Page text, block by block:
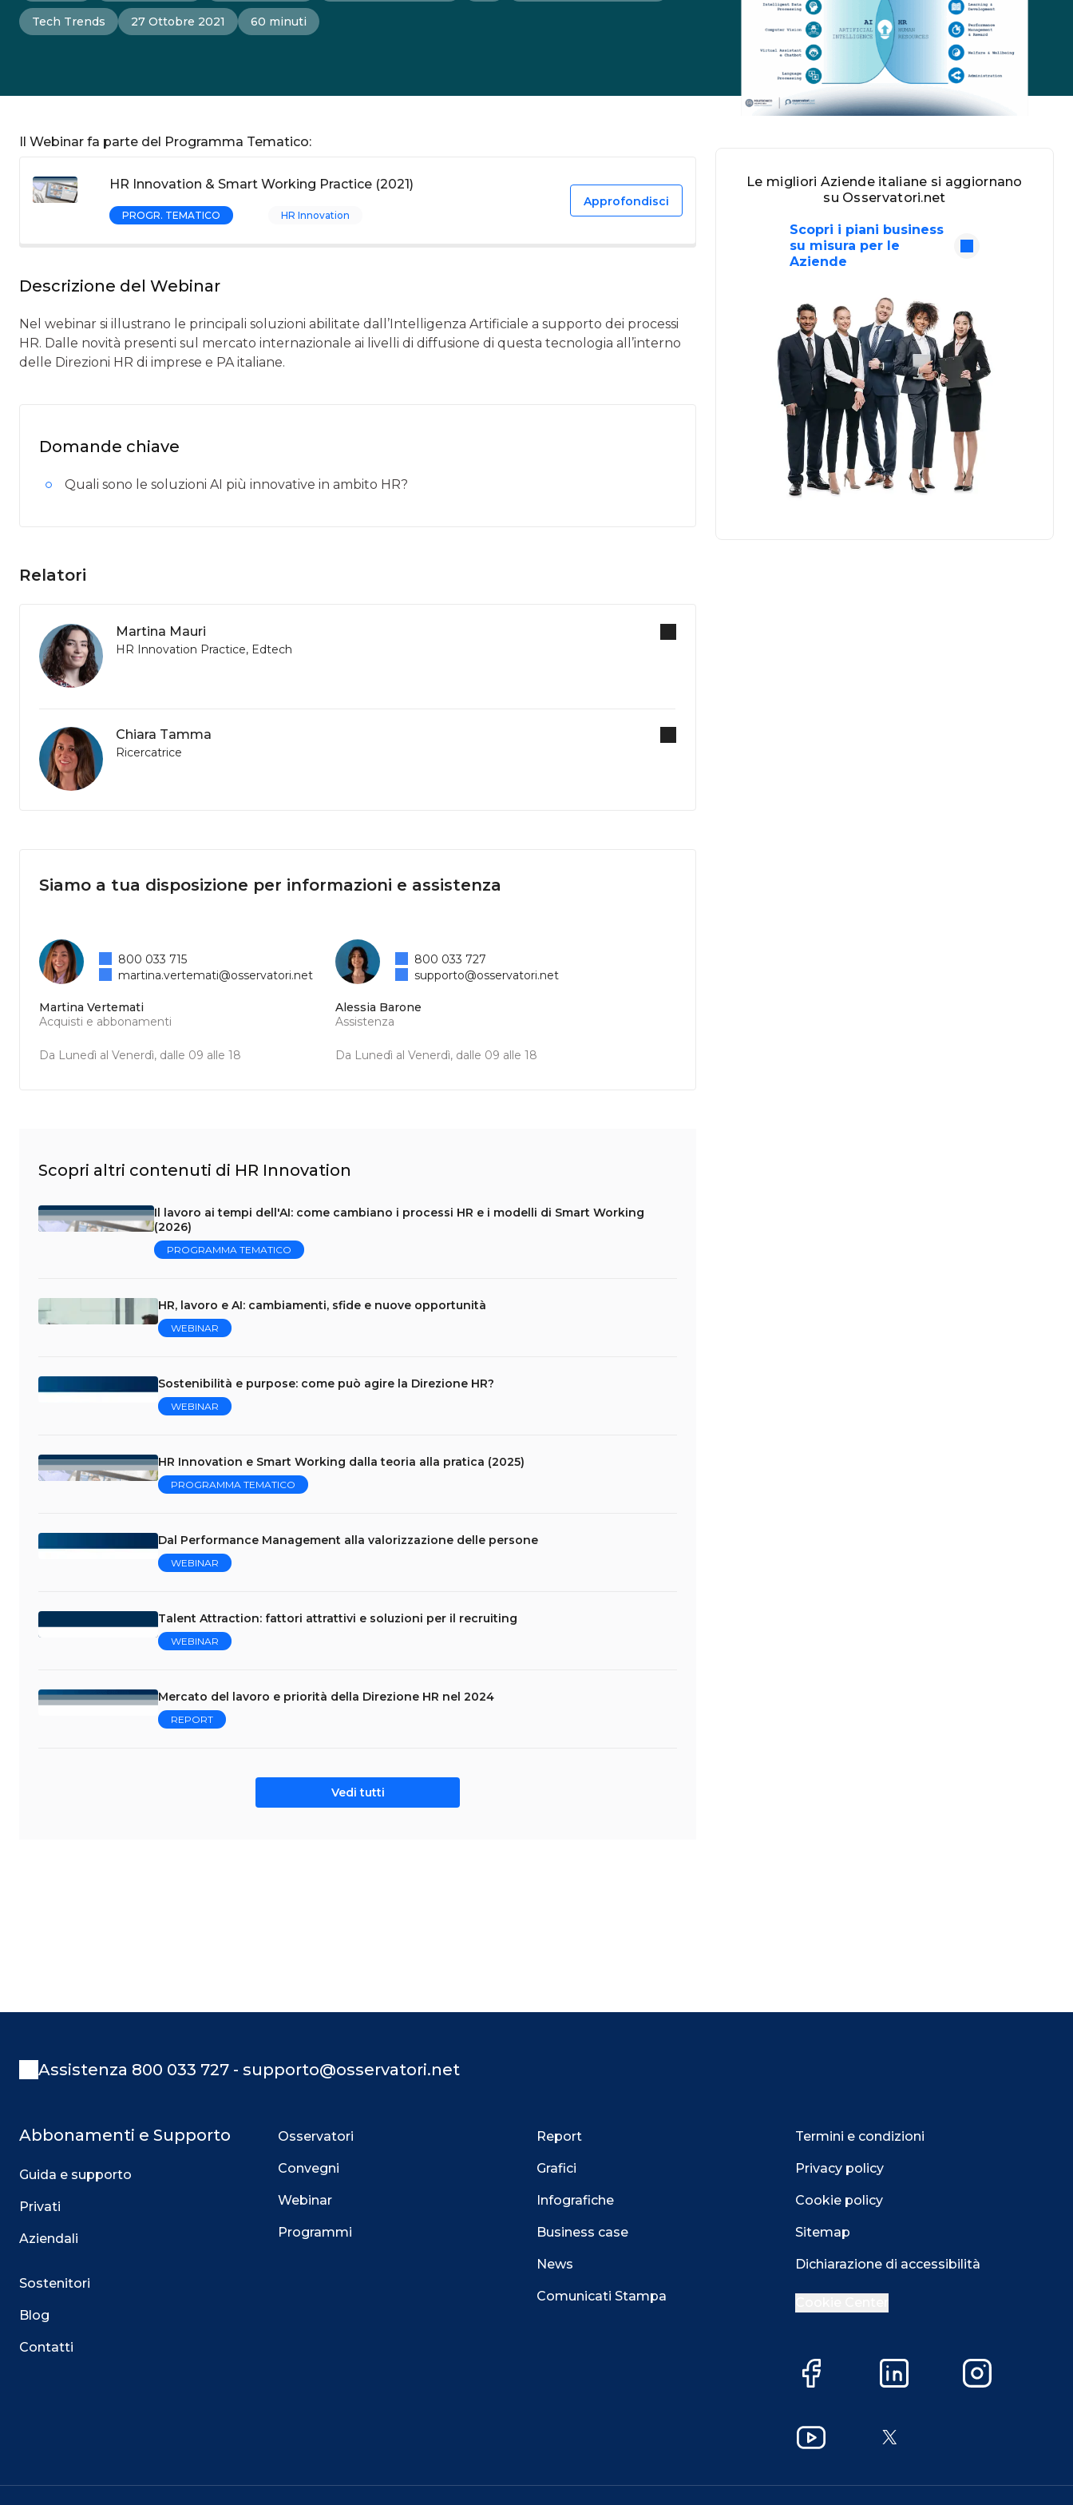
Tech Trends 27 Ottobre 2021 60 minuti
Il Webinar fa parte del Programma Tematico:
HR Innovation & Smart Working Practice (2021)
PROGR. TEMATICO HR Innovation
Approfondisci
Descrizione del Webinar
Nel webinar si illustrano le principali soluzioni abilitate dall’Intelligenza Artificiale a supporto dei processi
HR. Dalle novità presenti sul mercato internazionale ai livelli di diffusione di questa tecnologia all’interno
delle Direzioni HR di imprese e PA italiane.
Domande chiave
Quali sono le soluzioni AI più innovative in ambito HR?
Relatori
Martina Mauri
HR Innovation Practice, Edtech
Chiara Tamma
Ricercatrice
Siamo a tua disposizione per informazioni e assistenza
Martina Vertemati
Acquisti e abbonamenti
Da Lunedì al Venerdì, dalle 09 alle 18
800 033 715
martina.vertemati@osservatori.net
Alessia Barone
Assistenza
Da Lunedì al Venerdì, dalle 09 alle 18
800 033 727
supporto@osservatori.net
Scopri altri contenuti di HR Innovation
Il lavoro ai tempi dell'AI: come cambiano i processi HR e i modelli di Smart Working
(2026)
PROGRAMMA TEMATICO
HR, lavoro e AI: cambiamenti, sfide e nuove opportunità
WEBINAR
Sostenibilità e purpose: come può agire la Direzione HR?
WEBINAR
HR Innovation e Smart Working dalla teoria alla pratica (2025)
PROGRAMMA TEMATICO
Dal Performance Management alla valorizzazione delle persone
WEBINAR
Talent Attraction: fattori attrattivi e soluzioni per il recruiting
WEBINAR
Mercato del lavoro e priorità della Direzione HR nel 2024
REPORT
Vedi tutti
Le migliori Aziende italiane si aggiornano
su Osservatori.net
Scopri i piani business
su misura per le
Aziende
Assistenza 800 033 727 - supporto@osservatori.net
Abbonamenti e Supporto
Guida e supporto
Privati
Aziendali
Sostenitori
Blog
Contatti
Osservatori
Convegni
Webinar
Programmi
Report
Grafici
Infografiche
Business case
News
Comunicati Stampa
Termini e condizioni
Privacy policy
Cookie policy
Sitemap
Dichiarazione di accessibilità
Facebook LinkedIn Instagram
YouTube X
mirate aderenti alle tue abitudini di navigazione e ai tuoi interessi.